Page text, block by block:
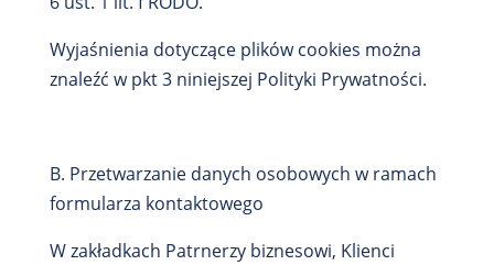
Wyjaśnienia dotyczące plików cookies można
znaleźć w pkt 3 niniejszej Polityki Prywatności.
B. Przetwarzanie danych osobowych w ramach
formularza kontaktowego
W zakładkach Patrnerzy biznesowi, Klienci